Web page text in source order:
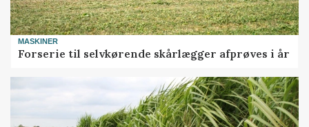
MASKINER
Forserie til selvkørende skårlægger afprøves i år